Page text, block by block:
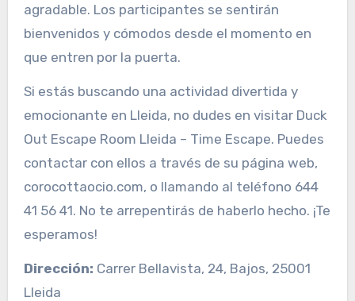
agradable. Los participantes se sentirán
bienvenidos y cómodos desde el momento en
que entren por la puerta.
Si estás buscando una actividad divertida y
emocionante en Lleida, no dudes en visitar Duck
Out Escape Room Lleida – Time Escape. Puedes
contactar con ellos a través de su página web,
corocottaocio.com, o llamando al teléfono 644
41 56 41. No te arrepentirás de haberlo hecho. ¡Te
esperamos!
Dirección: Carrer Bellavista, 24, Bajos, 25001
Lleida